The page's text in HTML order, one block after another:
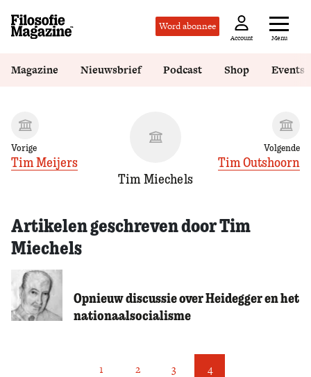
Word abonnee
Account Menu
Magazine Nieuwsbrief Podcast Shop Events
Vorige
Tim Meijers
Tim Miechels
Volgende
Tim Outshoorn
Artikelen geschreven door Tim
Miechels
Opnieuw discussie over Heidegger en het
nationaalsocialisme
1 2 3 4